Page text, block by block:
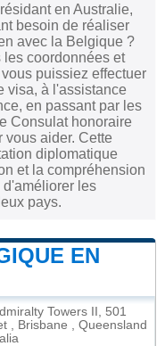
en Australie,
besoin de réaliser
avec la Belgique ?
coordonnées et
puissiez effectuer
visa, à l'assistance
en passant par les
Consulat honoraire
vous aider. Cette
diplomatique
et la compréhension
les
pays.
EN
Towers II, 501
, Brisbane , Queensland